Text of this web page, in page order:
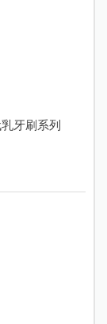
牙刷系列